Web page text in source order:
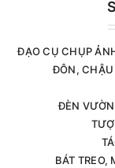
ĐẠO CỤ CHỤP
ĐÔN,
ĐÈN
BÁT TREO,